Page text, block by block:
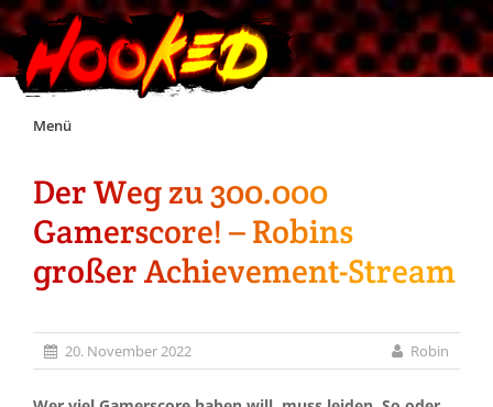
Skip
Menü
Unterstützt Hooked!
Exklusiv für Supporter*innen
Der Weg zu 300.000
Gamerscore! – Robins
großer Achievement-Stream
20. November 2022 Robin